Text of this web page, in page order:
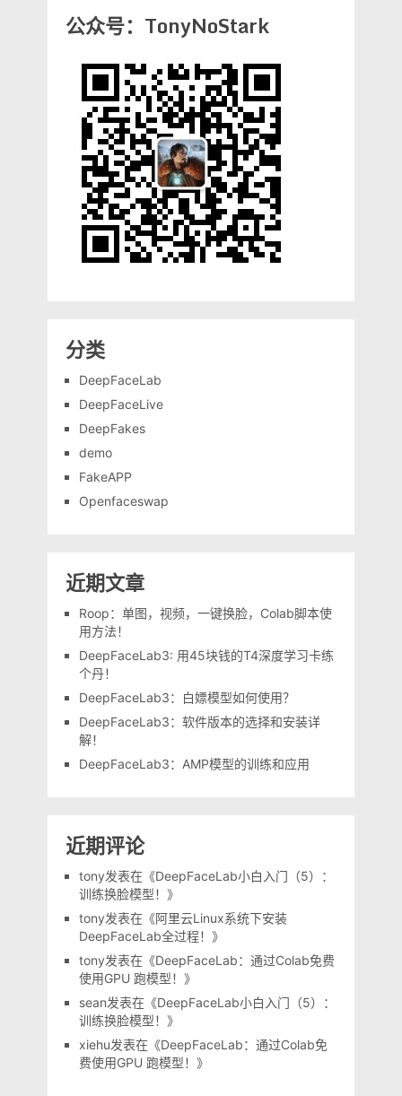
公众号：TonyNoStark
分类
DeepFaceLab
DeepFaceLive
DeepFakes
demo
FakeAPP
Openfaceswap
近期文章
Roop：单图，视频，一键换脸，Colab脚本使
用方法！
DeepFaceLab3: 用45块钱的T4深度学习卡练
个丹！
DeepFaceLab3：白嫖模型如何使用？
DeepFaceLab3：软件版本的选择和安装详
解！
DeepFaceLab3：AMP模型的训练和应用
近期评论
tony发表在《DeepFaceLab小白入门（5）：
训练换脸模型！ 》
tony发表在《阿里云Linux系统下安装
DeepFaceLab全过程！ 》
tony发表在《DeepFaceLab：通过Colab免费
使用GPU 跑模型！ 》
sean发表在《DeepFaceLab小白入门（5）：
训练换脸模型！ 》
xiehu发表在《DeepFaceLab：通过Colab免
费使用GPU 跑模型！ 》